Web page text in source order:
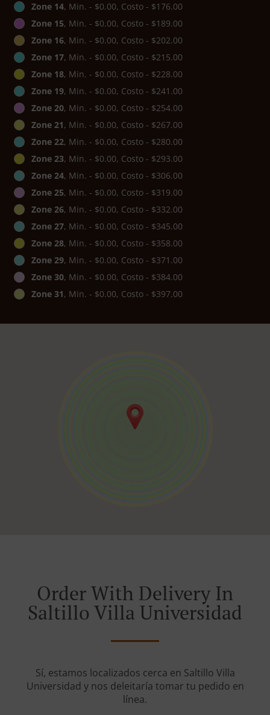
Zone 14, Min. - $0.00, Costo - $176.00
Zone 15, Min. - $0.00, Costo - $189.00
Zone 16, Min. - $0.00, Costo - $202.00
Zone 17, Min. - $0.00, Costo - $215.00
Zone 18, Min. - $0.00, Costo - $228.00
Zone 19, Min. - $0.00, Costo - $241.00
Zone 20, Min. - $0.00, Costo - $254.00
Zone 21, Min. - $0.00, Costo - $267.00
Zone 22, Min. - $0.00, Costo - $280.00
Zone 23, Min. - $0.00, Costo - $293.00
Zone 24, Min. - $0.00, Costo - $306.00
Zone 25, Min. - $0.00, Costo - $319.00
Zone 26, Min. - $0.00, Costo - $332.00
Zone 27, Min. - $0.00, Costo - $345.00
Zone 28, Min. - $0.00, Costo - $358.00
Zone 29, Min. - $0.00, Costo - $371.00
Zone 30, Min. - $0.00, Costo - $384.00
Zone 31, Min. - $0.00, Costo - $397.00
Order With Delivery In
Saltillo Villa Universidad
Sí, estamos localizados cerca en Saltillo Villa
Universidad y nos deleitaría tomar tu pedido en
línea.